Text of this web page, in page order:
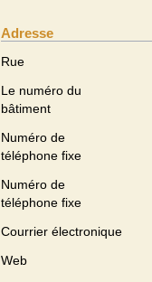
Adresse
Rue
Le numéro du
bâtiment
Numéro de
téléphone fixe
Numéro de
téléphone fixe
Courrier électronique
Web